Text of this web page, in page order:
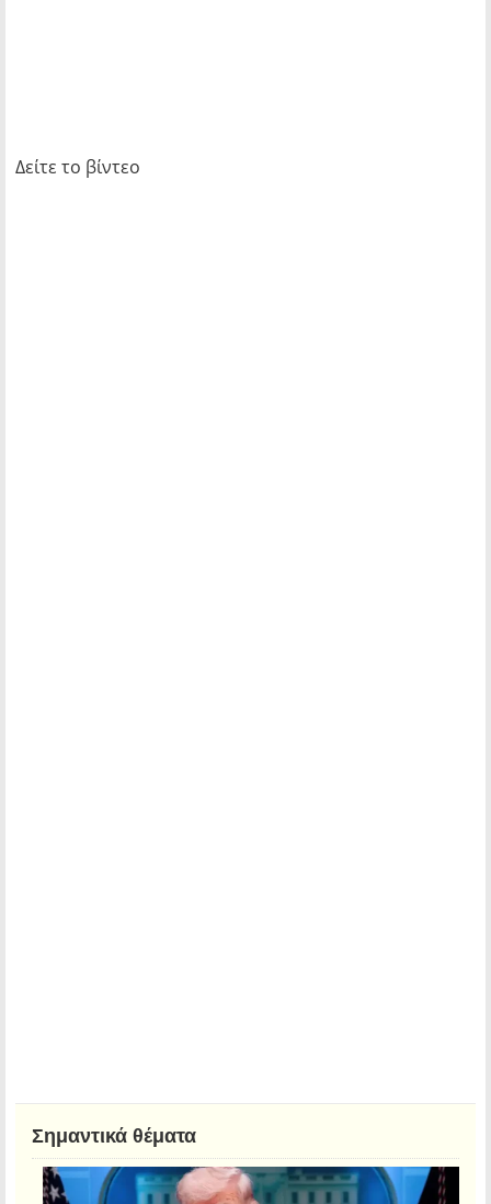
Δείτε το βίντεο
Σημαντικά θέματα